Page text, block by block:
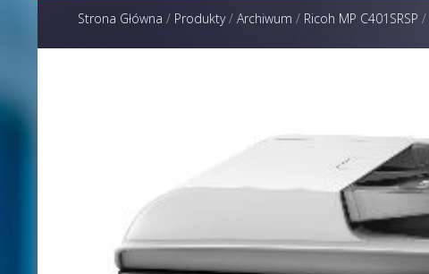
Strona Główna / Produkty/ Archiwum / Ricoh MP C401SRSP /